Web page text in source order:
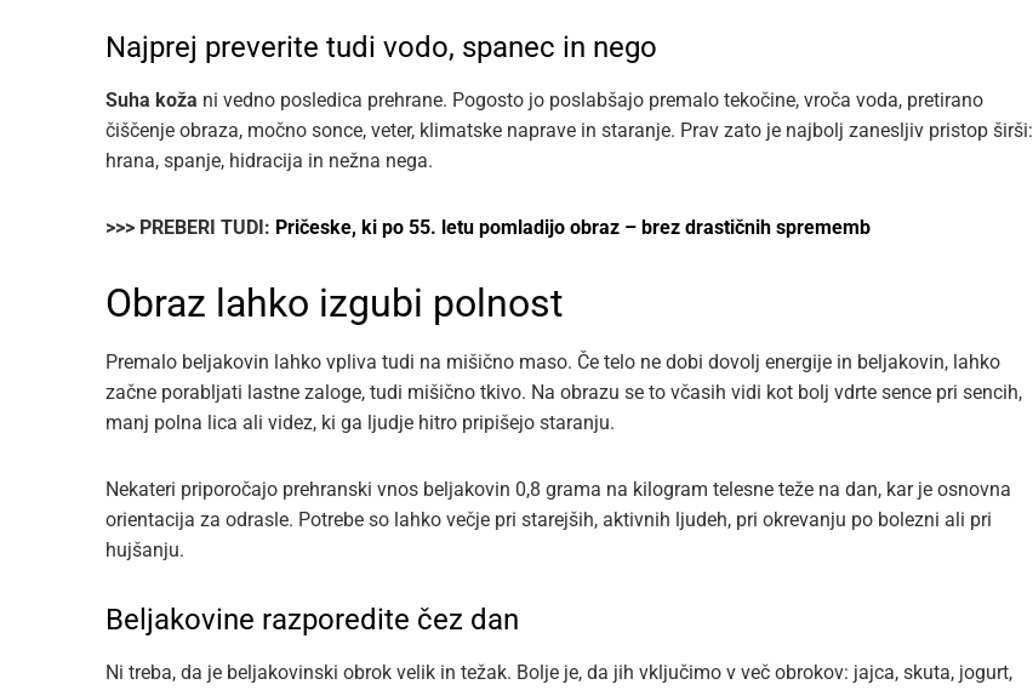
Najprej preverite tudi vodo, spanec in nego
Suha koža ni vedno posledica prehrane. Pogosto jo poslabšajo premalo tekočine, vroča voda, pretirano
čiščenje obraza, močno sonce, veter, klimatske naprave in staranje. Prav zato je najbolj zanesljiv pristop širši:
hrana, spanje, hidracija in nežna nega.
>>> PREBERI TUDI: Pričeske, ki po 55. letu pomladijo obraz – brez drastičnih sprememb
Obraz lahko izgubi polnost
Premalo beljakovin lahko vpliva tudi na mišično maso. Če telo ne dobi dovolj energije in beljakovin, lahko
začne porabljati lastne zaloge, tudi mišično tkivo. Na obrazu se to včasih vidi kot bolj vdrte sence pri sencih,
manj polna lica ali videz, ki ga ljudje hitro pripišejo staranju.
Nekateri priporočajo prehranski vnos beljakovin 0,8 grama na kilogram telesne teže na dan, kar je osnovna
orientacija za odrasle. Potrebe so lahko večje pri starejših, aktivnih ljudeh, pri okrevanju po bolezni ali pri
hujšanju.
Beljakovine razporedite čez dan
Ni treba, da je beljakovinski obrok velik in težak. Bolje je, da jih vključimo v več obrokov: jajca, skuta, jogurt,